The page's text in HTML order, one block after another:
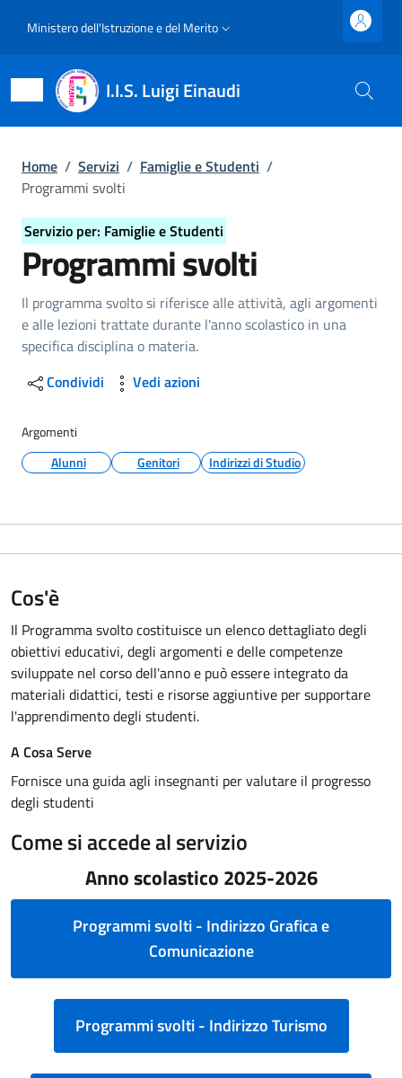
Slim top
Ministero dell'Istruzione e del Merito
I.I.S. Luigi Einaudi
Briciole di pane
Home / Servizi / Famiglie e Studenti /
Programmi svolti
Home
Servizi
Famiglie e studenti
Modulistica Famiglie
Servizio per: Famiglie e Studenti
Programmi svolti
Dettagli del servizio
Il programma svolto si riferisce alle attività, agli argomenti
e alle lezioni trattate durante l'anno scolastico in una
specifica disciplina o materia.
Condividi
Vedi azioni
Argomenti
Alunni
Genitori Indirizzi di Studio
Cos'è
Il Programma svolto costituisce un elenco dettagliato degli
obiettivi educativi, degli argomenti e delle competenze
sviluppate nel corso dell'anno e può essere integrato da
materiali didattici, testi e risorse aggiuntive per supportare
l'apprendimento degli studenti.
A Cosa Serve
Fornisce una guida agli insegnanti per valutare il progresso
degli studenti
Come si accede al servizio
Anno scolastico 2025-2026
Programmi svolti - Indirizzo Grafica e
Comunicazione
Programmi svolti - Indirizzo Turismo